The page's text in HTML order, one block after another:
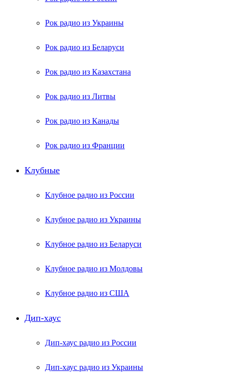
Рок радио из Украины
Рок радио из Беларуси
Рок радио из Казахстана
Рок радио из Литвы
Рок радио из Канады
Рок радио из Франции
Клубные
Клубное радио из России
Клубное радио из Украины
Клубное радио из Беларуси
Клубное радио из Молдовы
Клубное радио из США
Дип-хаус
Дип-хаус радио из России
Дип-хаус радио из Украины